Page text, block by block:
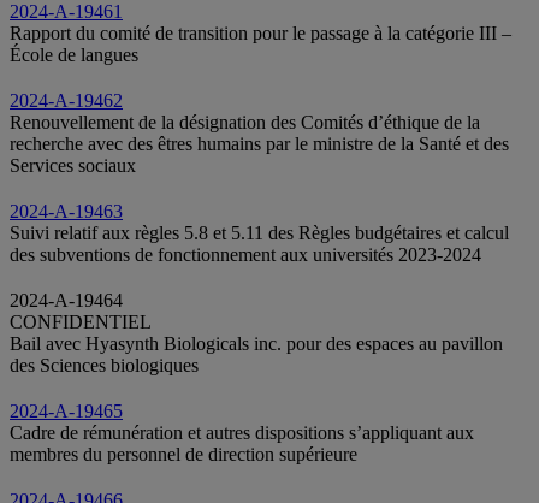
2024-A-19461
Rapport du comité de transition pour le passage à la catégorie III –
École de langues
2024-A-19462
Renouvellement de la désignation des Comités d’éthique de la
recherche avec des êtres humains par le ministre de la Santé et des
Services sociaux
2024-A-19463
Suivi relatif aux règles 5.8 et 5.11 des Règles budgétaires et calcul
des subventions de fonctionnement aux universités 2023-2024
2024-A-19464
CONFIDENTIEL
Bail avec Hyasynth Biologicals inc. pour des espaces au pavillon
des Sciences biologiques
2024-A-19465
Cadre de rémunération et autres dispositions s’appliquant aux
membres du personnel de direction supérieure